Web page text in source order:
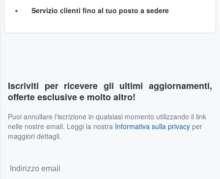
Servizio clienti fino al tuo posto a sedere
Iscriviti per ricevere gli ultimi aggiornamenti,
offerte esclusive e molto altro!
Puoi annullare l'iscrizione in qualsiasi momento utilizzando il link
nelle nostre email. Leggi la nostra Informativa sulla privacy per
maggiori dettagli.